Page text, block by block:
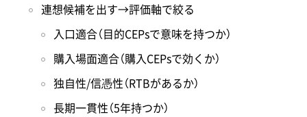
連想候補を出す→評価軸で絞る
入口適合（目的CEPsで意味を持つか）
購入場面適合（購入CEPsで効くか）
独自性/信憑性（RTBがあるか）
長期一貫性（5年持つか）